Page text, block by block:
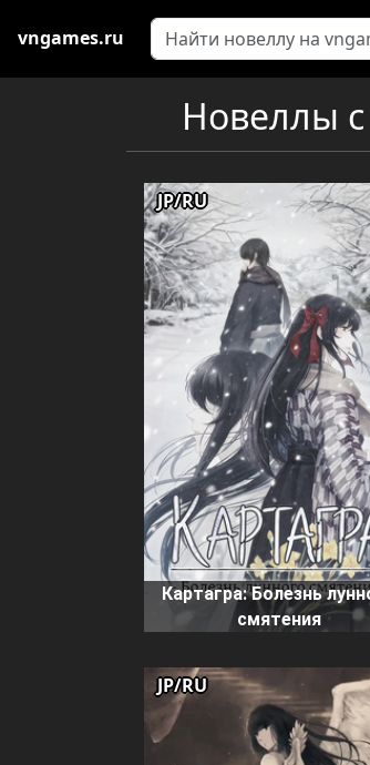
vngames.ru
Новеллы
Картагра: Болезнь
смятения
JP/RU
JP/RU